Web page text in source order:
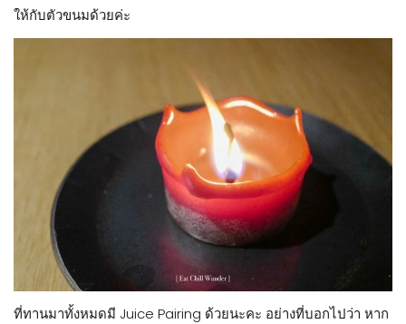
ให้กับตัวขนมด้วยค่ะ
ที่ทานมาทั้งหมดมี Juice Pairing ด้วยนะคะ อย่างที่บอกไปว่า หาก